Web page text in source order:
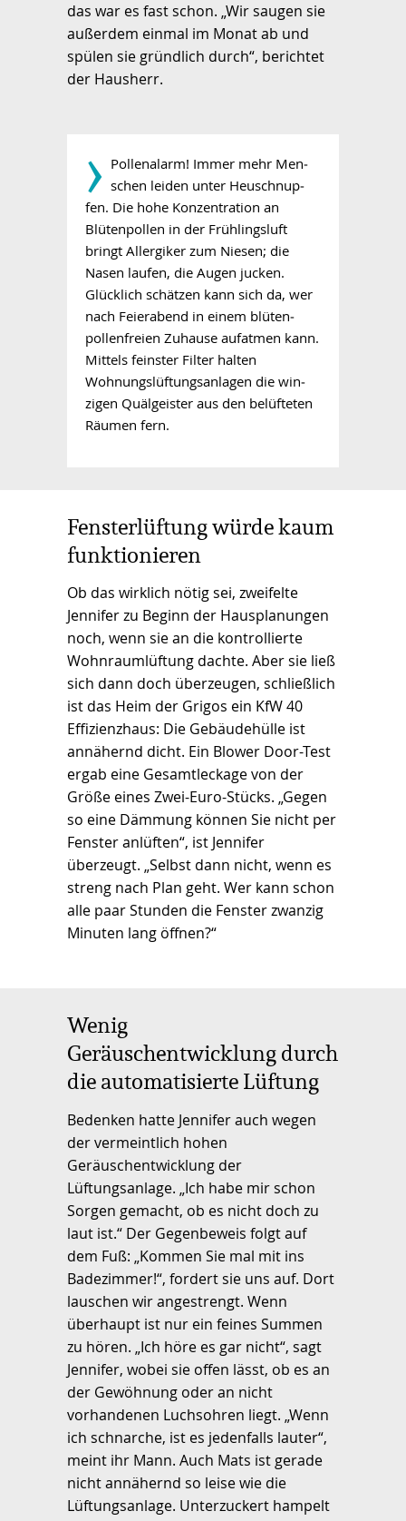
das war es fast schon. „Wir saugen sie
außerdem einmal im Monat ab und
spülen sie gründlich durch“, berichtet
der Hausherr.
­› Pollenalarm! Immer mehr Men­
schen leiden unter Heu­schnup­
fen. Die hohe Konzentration an
Blütenpollen in der Frühlingsluft
bringt Allergiker zum Niesen; die
Nasen laufen, die Augen jucken.
Glücklich schätzen kann sich da, wer
nach Feierabend in einem blüten­
pollen­freien Zuhause aufatmen kann.
Mittels feinster Filter halten
Wohnungslüftungsanlagen die win­
zigen Quälgeister aus den belüfteten
Räumen fern.
Fensterlüftung würde kaum
funktionieren
Ob das wirklich nötig sei, zweifelte
Jennifer zu Beginn der Hausplanungen
noch, wenn sie an die kontrollierte
Wohnraumlüftung dachte. Aber sie ließ
sich dann doch überzeugen, schließlich
ist das Heim der Grigos ein KfW 40
Effizienzhaus: Die Gebäudehülle ist
annähernd dicht. Ein Blower Door-Test
ergab eine Gesamtleckage von der
Größe eines Zwei-Euro-Stücks. „Gegen
so eine Dämmung können Sie nicht per
Fenster anlüften“, ist Jennifer
überzeugt. „Selbst dann nicht, wenn es
streng nach Plan geht. Wer kann schon
alle paar Stunden die Fenster zwanzig
Minuten lang öffnen?“
Wenig
Geräuschentwicklung durch
die automatisierte Lüftung
Bedenken hatte Jennifer auch wegen
der vermeintlich hohen
Geräuschentwicklung der
Lüftungsanlage. „Ich habe mir schon
Sorgen gemacht, ob es nicht doch zu
laut ist.“ Der Gegenbeweis folgt auf
dem Fuß: „Kommen Sie mal mit ins
Badezimmer!“, fordert sie uns auf. Dort
lauschen wir angestrengt. Wenn
überhaupt ist nur ein feines Summen
zu hören. „Ich höre es gar nicht“, sagt
Jennifer, wobei sie offen lässt, ob es an
der Gewöhnung oder an nicht
vorhandenen Luchsohren liegt. „Wenn
ich schnarche, ist es jedenfalls lauter“,
meint ihr Mann. Auch Mats ist gerade
nicht annähernd so leise wie die
Lüftungsanlage. Unterzuckert hampelt